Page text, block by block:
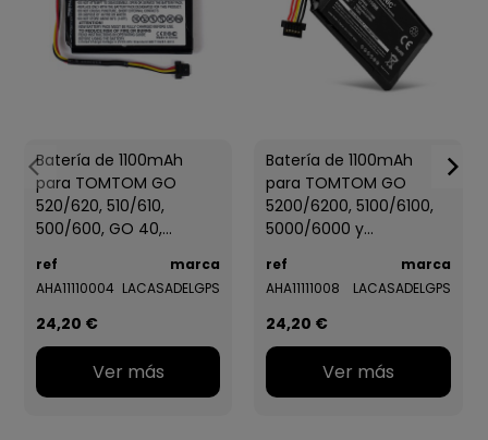
Batería de 1100mAh
para TOMTOM GO
520/620, 510/610,
500/600, GO 40,...
ref
AHA11110004
marca
LACASADELGPS
24,20 €
Ver más
Batería de 1100mAh
para TOMTOM GO
5200/6200, 5100/6100,
5000/6000 y...
ref
AHA11111008
marca
LACASADELGPS
24,20 €
Ver más